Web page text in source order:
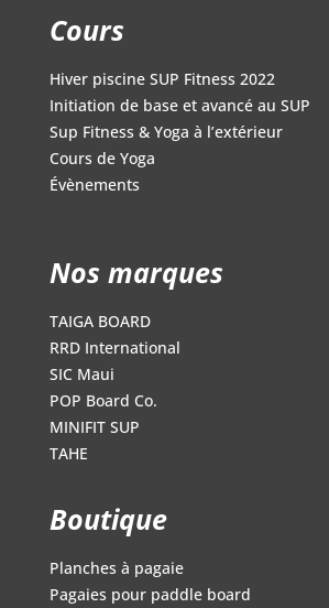
Cours
Hiver piscine SUP Fitness 2022
Initiation de base et avancé au SUP
Sup Fitness & Yoga à l’extérieur
Cours de Yoga
Évènements
Nos marques
TAIGA BOARD
RRD International
SIC Maui
POP Board Co.
MINIFIT SUP
TAHE
Boutique
Planches à pagaie
Pagaies pour paddle board